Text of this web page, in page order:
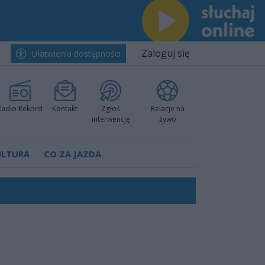
Ułatwienia dostępności Zaloguj się
Rekord Kontakt
Zgłoś
interwencję
Relacje na
żywo
CO ZA JAZDA